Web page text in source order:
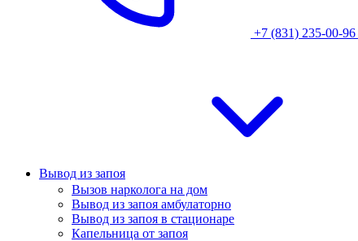
+7 (831) 235-00-96
Вывод из запоя
Вызов нарколога на дом
Вывод из запоя амбулаторно
Вывод из запоя в стационаре
Капельница от запоя